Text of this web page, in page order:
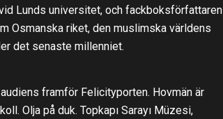
Lunds universitet, och fackboksförfattaren
Osmanska riket, den muslimska världens
det senaste millenniet.
framför Felicityporten. Hovmän är
Olja på duk. Topkapı Sarayı Müzesi,